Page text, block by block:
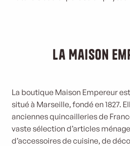
La Maison
La boutique Maison Empereur
situé à Marseille, fondé en 1827.
anciennes quincailleries de
vaste sélection d’articles
d’accessoires de cuisine, de